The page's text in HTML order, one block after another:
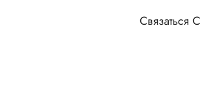
Связаться